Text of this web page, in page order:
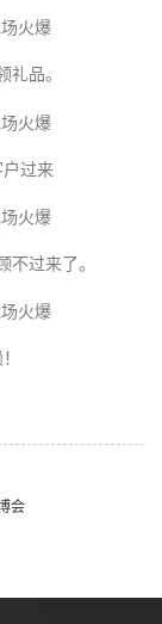
礼品。
过来
过来了。
会